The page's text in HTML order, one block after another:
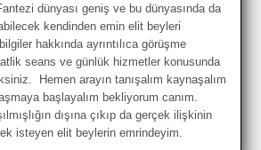
dünyası geniş ve bu dünyasında da
kendinden emin elit beyleri
hakkında ayrıntılıca görüşme
seans ve günlük hizmetler konusunda
Hemen arayın tanışalım kaynaşalım
başlayalım bekliyorum canım.
dışına çıkıp da gerçek ilişkinin
isteyen elit beylerin emrindeyim.